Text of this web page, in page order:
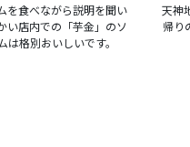
を食べながら説明を聞い
い店内での「芋金」のソ
は格別おいしいです。
天神
帰り